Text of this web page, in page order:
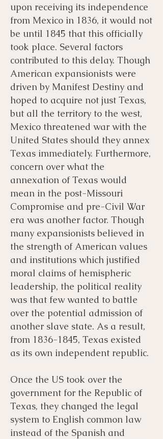
upon receiving its independence
from Mexico in 1836, it would not
be until 1845 that this officially
took place. Several factors
contributed to this delay. Though
American expansionists were
driven by Manifest Destiny and
hoped to acquire not just Texas,
but all the territory to the west,
Mexico threatened war with the
United States should they annex
Texas immediately. Furthermore,
concern over what the
annexation of Texas would
mean in the post-Missouri
Compromise and pre-Civil War
era was another factor. Though
many expansionists believed in
the strength of American values
and institutions which justified
moral claims of hemispheric
leadership, the political reality
was that few wanted to battle
over the potential admission of
another slave state. As a result,
from 1836-1845, Texas existed
as its own independent republic.
​Once the US took over the
government for the Republic of
Texas, they changed the legal
system to English common law
instead of the Spanish and